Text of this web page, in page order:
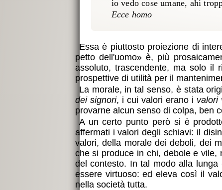
io vedo cose umane, ahi
Essa è piuttosto proiezione di
petto dell'uomo è, più
assoluto, trascendente, ma solo il
prospettive di utilità per il
La morale, in tal senso, è stata
dei signori, i cui valori erano i valori
provarne alcun senso di colpa, ben
A un certo punto però si è
affermati i valori degli schiavi: il
valori, della morale dei deboli, dei
che si produce in chi, debole e vile,
del contesto. In tal modo alla
essere virtuoso: ed eleva così il
nella società tutta.